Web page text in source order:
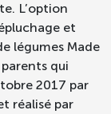
L’option
et
légumes Made
qui
2017 par
réalisé par